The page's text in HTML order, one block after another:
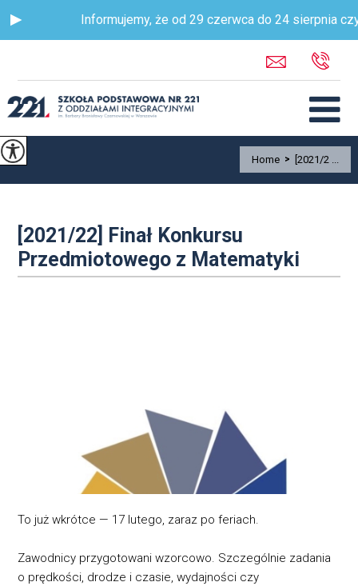
Informujemy, że od 29 czerwca do 24 sierpnia
Home > [2021/2 ...
[2021/22] Finał Konkursu
Przedmiotowego z Matematyki
To już wkrótce — 17 lutego, zaraz po feriach.
Zawodnicy przygotowani wzorcowo. Szczególnie zadania
o prędkości, drodze i czasie, wydajności czy